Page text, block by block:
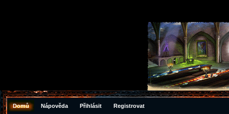
Domů Nápověda Přihlásit Registrovat